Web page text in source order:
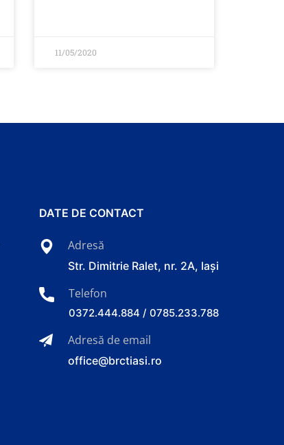
11/05/2020
DATE DE CONTACT
Adresă
Str. Dimitrie Ralet, nr. 2A, Iași
Telefon
0372.444.884 / 0785.233.788
Adresă de email
office@brctiasi.ro